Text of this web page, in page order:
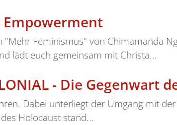
Empowerment
Feminismus" von Chimamanda
lädt euch gemeinsam mit Christa...
- Die
Dabei unterliegt der Umgang mit
Holocaust stand...